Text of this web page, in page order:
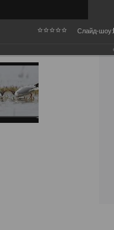
Слайд-шоу: